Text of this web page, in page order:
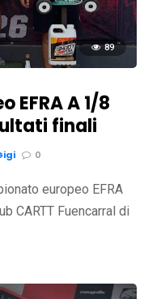
89
EFRA A 1/8
finali
0
europeo EFRA
CARTT Fuencarral di